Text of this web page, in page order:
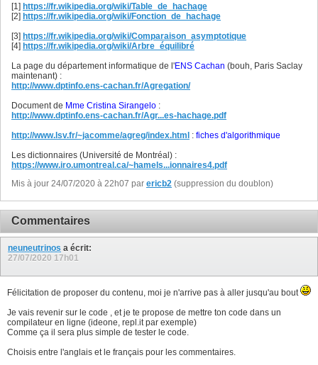
[1] https://fr.wikipedia.org/wiki/Table_de_hachage
[2] https://fr.wikipedia.org/wiki/Fonction_de_hachage
[3] https://fr.wikipedia.org/wiki/Comparaison_asymptotique
[4] https://fr.wikipedia.org/wiki/Arbre_équilibré
La page du département informatique de l'ENS Cachan (bouh, Paris Saclay
maintenant) :
http://www.dptinfo.ens-cachan.fr/Agregation/
Document de Mme Cristina Sirangelo :
http://www.dptinfo.ens-cachan.fr/Agr...es-hachage.pdf
http://www.lsv.fr/~jacomme/agreg/index.html : fiches d'algorithmique
Les dictionnaires (Université de Montréal) :
https://www.iro.umontreal.ca/~hamels...ionnaires4.pdf
Mis à jour 24/07/2020 à 22h07 par ericb2 (suppression du doublon)
Commentaires
neuneutrinos a écrit:
27/07/2020 17h01
Félicitation de proposer du contenu, moi je n'arrive pas à aller jusqu'au bout
Je vais revenir sur le code , et je te propose de mettre ton code dans un
compilateur en ligne (ideone, repl.it par exemple)
Comme ça il sera plus simple de tester le code.
Choisis entre l'anglais et le français pour les commentaires.